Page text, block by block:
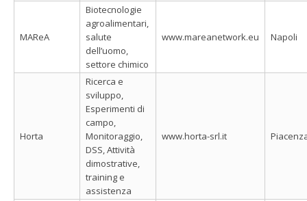
MAReA
Biotecnologie
agroalimentari,
salute
dell’uomo,
settore chimico
www.mareanetwork.eu Napoli
Horta
Ricerca e
sviluppo,
Esperimenti di
campo,
Monitoraggio,
DSS, Attività
dimostrative,
training e
assistenza
www.horta-srl.it